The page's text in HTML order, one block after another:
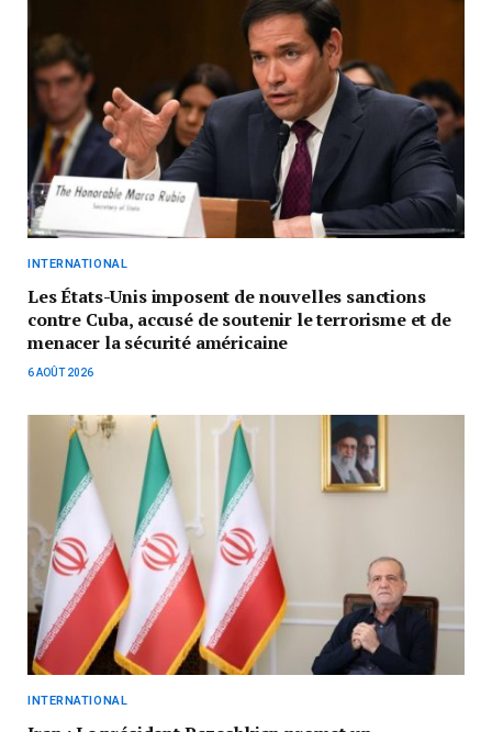
INTERNATIONAL
Les États-Unis imposent de nouvelles sanctions
contre Cuba, accusé de soutenir le terrorisme et de
menacer la sécurité américaine
6 AOÛT 2026
INTERNATIONAL